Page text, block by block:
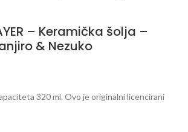
– Keramička šolja –
& Nezuko
320 ml. Ovo je originalni licencirani